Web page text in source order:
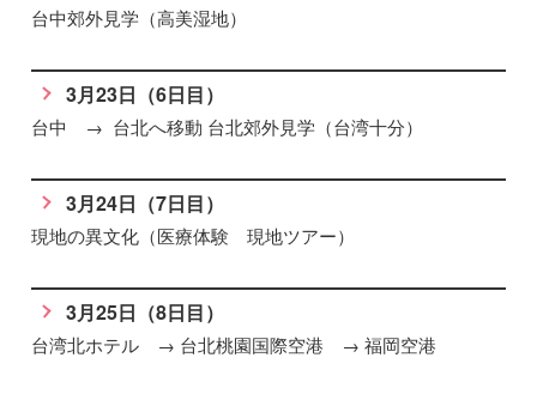
台中郊外見学（高美湿地）
3月23日（6日目）
台中 → 台北へ移動 台北郊外見学（台湾十分）
3月24日（7日目）
現地の異文化（医療体験 現地ツアー）
3月25日（8日目）
台湾北ホテル → 台北桃園国際空港 → 福岡空港